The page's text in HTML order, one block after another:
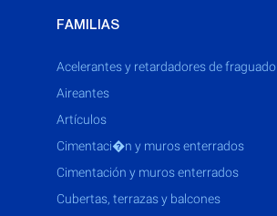
FAMILIAS
acelerantes y retardadores de fraguado
aireantes
artículos
cimentaci�n y muros enterrados
cimentación y muros enterrados
cubertas, terrazas y balcones